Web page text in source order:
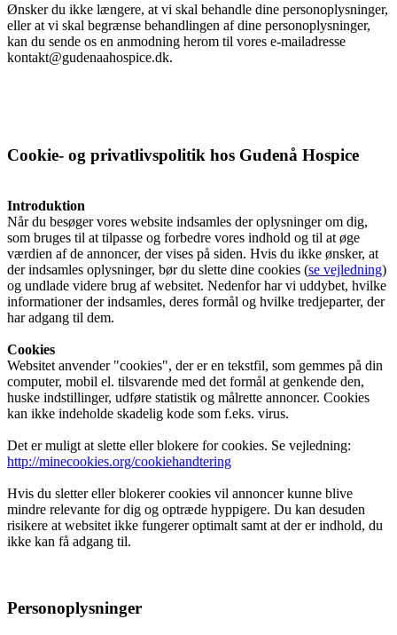
Sådan bliver man henvist
De frivillige gør en forskel
Bliv frivillig
Vagtplan og booking
Ønsker du ikke længere, at vi skal behandle dine personoplysninger,
eller at vi skal begrænse behandlingen af dine personoplysninger,
kan du sende os en anmodning herom til vores e-mailadresse
kontakt@gudenaahospice.dk.
Cookie- og privatlivspolitik hos Gudenå Hospice
Introduktion
Når du besøger vores website indsamles der oplysninger om dig,
som bruges til at tilpasse og forbedre vores indhold og til at øge
værdien af de annoncer, der vises på siden. Hvis du ikke ønsker, at
der indsamles oplysninger, bør du slette dine cookies (se vejledning)
og undlade videre brug af websitet. Nedenfor har vi uddybet, hvilke
informationer der indsamles, deres formål og hvilke tredjeparter, der
har adgang til dem.
Cookies
Websitet anvender "cookies", der er en tekstfil, som gemmes på din
computer, mobil el. tilsvarende med det formål at genkende den,
huske indstillinger, udføre statistik og målrette annoncer. Cookies
kan ikke indeholde skadelig kode som f.eks. virus.
Det er muligt at slette eller blokere for cookies. Se vejledning:
http://minecookies.org/cookiehandtering
Hvis du sletter eller blokerer cookies vil annoncer kunne blive
mindre relevante for dig og optræde hyppigere. Du kan desuden
risikere at websitet ikke fungerer optimalt samt at der er indhold, du
ikke kan få adgang til.
Personoplysninger